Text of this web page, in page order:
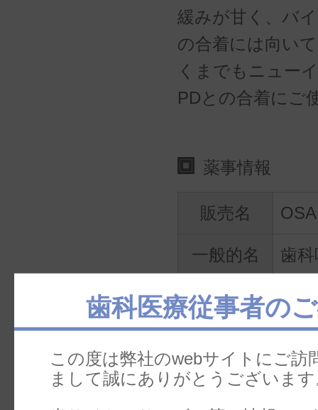
歯科医療従事者の
この度は弊社のwebサイトにご訪
まして誠にありがとうございま
緩みが甘く、バ
の合着には向い
くまでもニュー
PDとの合着にご
薬事情報
販売名
一般的名
歯
医療機器
承認/認証/
届出番号